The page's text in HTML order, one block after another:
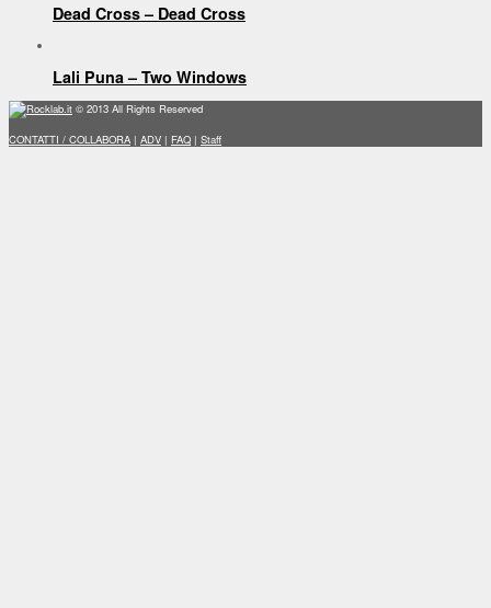
Dead Cross – Dead Cross
Lali Puna – Two Windows
Rocklab.it © 2013 All Rights Reserved
CONTATTI / COLLABORA | ADV | FAQ | Staff